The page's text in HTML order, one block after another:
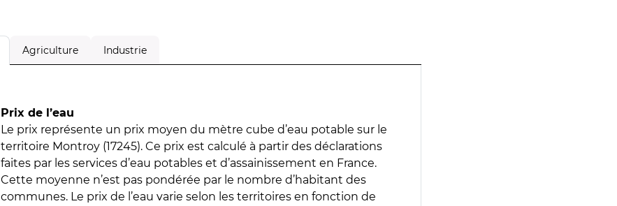
Agriculture Industrie
Prix de l’eau
Le prix représente un prix moyen du mètre cube d’eau potable sur le
territoire Montroy (17245). Ce prix est calculé à partir des déclarations
faites par les services d’eau potables et d’assainissement en France.
Cette moyenne n’est pas pondérée par le nombre d’habitant des
communes. Le prix de l’eau varie selon les territoires en fonction de